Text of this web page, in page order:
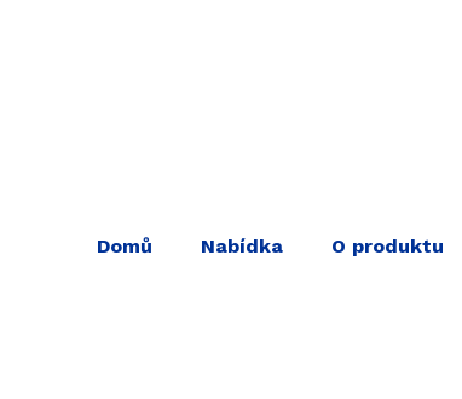
Domů Nabídka O produktu